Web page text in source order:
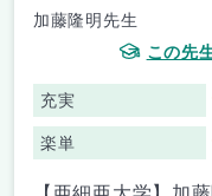
加藤隆明先生
この先
充実
楽単